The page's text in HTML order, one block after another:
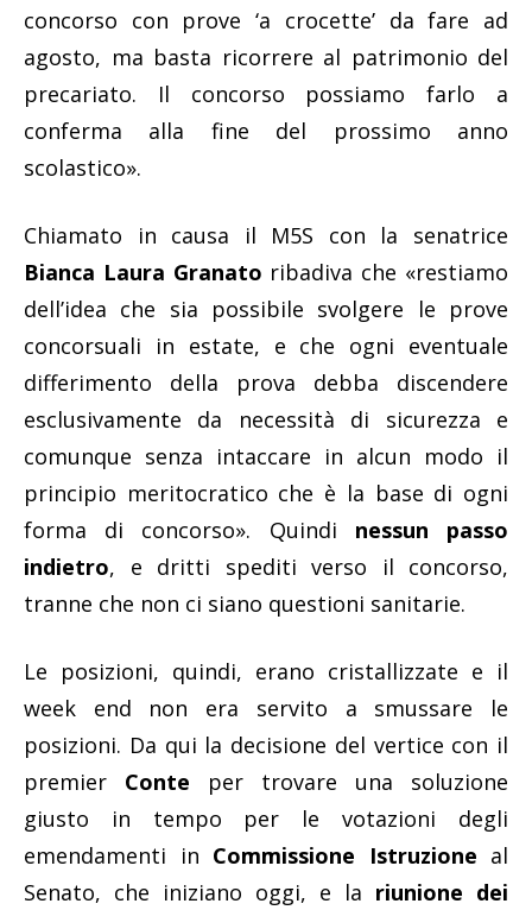
concorso con prove ‘a crocette’ da fare ad
agosto, ma basta ricorrere al patrimonio del
precariato. Il concorso possiamo farlo a
conferma alla fine del prossimo anno
scolastico».
Chiamato in causa il M5S con la senatrice
Bianca Laura Granato ribadiva che «restiamo
dell’idea che sia possibile svolgere le prove
concorsuali in estate, e che ogni eventuale
differimento della prova debba discendere
esclusivamente da necessità di sicurezza e
comunque senza intaccare in alcun modo il
principio meritocratico che è la base di ogni
forma di concorso». Quindi nessun passo
indietro, e dritti spediti verso il concorso,
tranne che non ci siano questioni sanitarie.
Le posizioni, quindi, erano cristallizzate e il
week end non era servito a smussare le
posizioni. Da qui la decisione del vertice con il
premier Conte per trovare una soluzione
giusto in tempo per le votazioni degli
emendamenti in Commissione Istruzione al
Senato, che iniziano oggi, e la riunione dei